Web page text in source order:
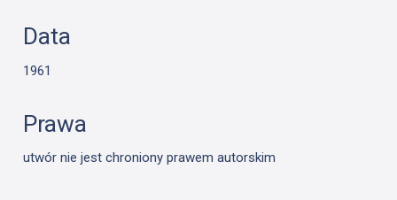
Data
1961
Prawa
utwór nie jest chroniony prawem autorskim